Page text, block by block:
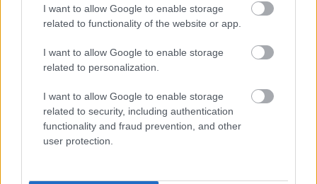
I want to allow Google to enable storage
related to functionality of the website or app.
I want to allow Google to enable storage
related to personalization.
I want to allow Google to enable storage
related to security, including authentication
functionality and fraud prevention, and other
user protection.
a rossz jegyeket inkább jelzésnek kell felfognunk,
amelyek arra hívják fel a figyelmet, hogy valahol
elakadás történt.
A mentálisan erős gyerekeket így
szülőknek